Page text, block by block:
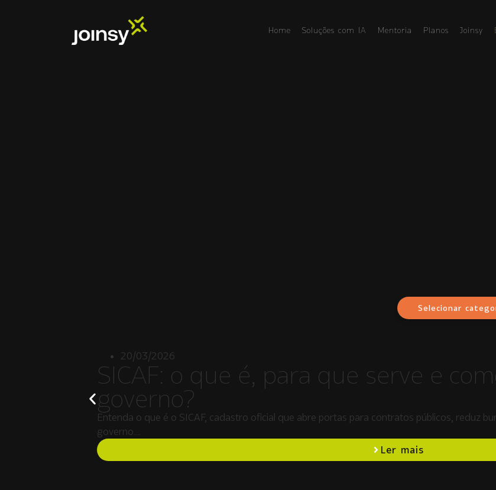
Home Soluções com IA Mentoria Planos Joinsy
Selecionar
20/03/2026
SICAF: o que é, para que serve e
governo?
Entenda o que é o SICAF, cadastro oficial que abre portas para contratos públicos, reduz
governo….
Ler mais